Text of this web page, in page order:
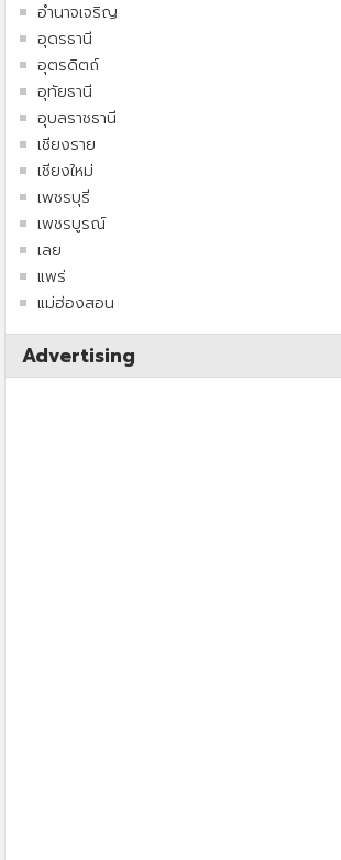
อำนาจเจริญ
อุดรธานี
อุตรดิตถ์
อุทัยธานี
อุบลราชธานี
เชียงราย
เชียงใหม่
เพชรบุรี
เพชรบูรณ์
เลย
แพร่
แม่ฮ่องสอน
Advertising